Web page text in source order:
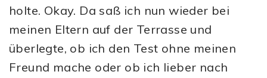
holte. Okay. Da saß ich nun wieder bei
meinen Eltern auf der Terrasse und
überlegte, ob ich den Test ohne meinen
Freund mache oder ob ich lieber nach